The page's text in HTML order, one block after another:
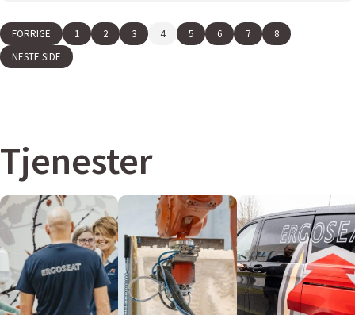
FORRIGE 1 2 3 4 5 6 7
8
NESTE SIDE
Tjenester